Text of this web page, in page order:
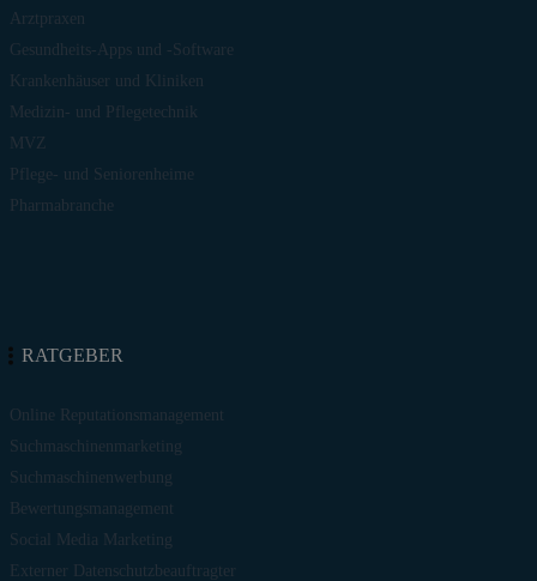
Arztpraxen
Gesundheits-Apps und -Software
Krankenhäuser und Kliniken
Medizin- und Pflegetechnik
MVZ
Pflege- und Seniorenheime
Pharmabranche
RATGEBER
Online Reputationsmanagement
Suchmaschinenmarketing
Suchmaschinenwerbung
Bewertungsmanagement
Social Media Marketing
Externer Datenschutzbeauftragter